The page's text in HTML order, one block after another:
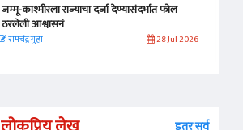
जम्मू-काश्मीरला राज्याचा दर्जा देण्यासंदर्भात फोल
ठरलेली आश्वासनं
रामचंद्र गुहा 28 Jul 2026